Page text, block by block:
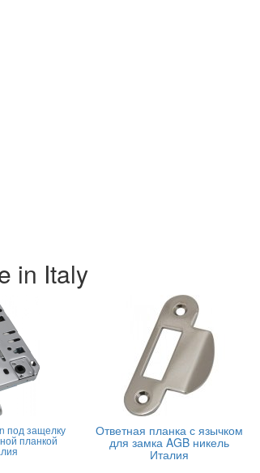
in Italy
под защелку
планкой
Ответная планка с язычком
для замка AGB никель
Италия